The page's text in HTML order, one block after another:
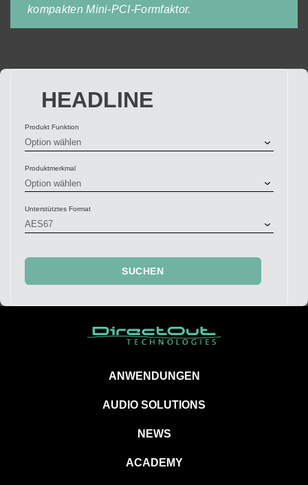
kompakten Mini-PCI-Formfaktor.
HEADLINE
Produkt Funktion
Produktmerkmal
Unterstütztes Format
ANWENDUNGEN
AUDIO SOLUTIONS
NEWS
ACADEMY